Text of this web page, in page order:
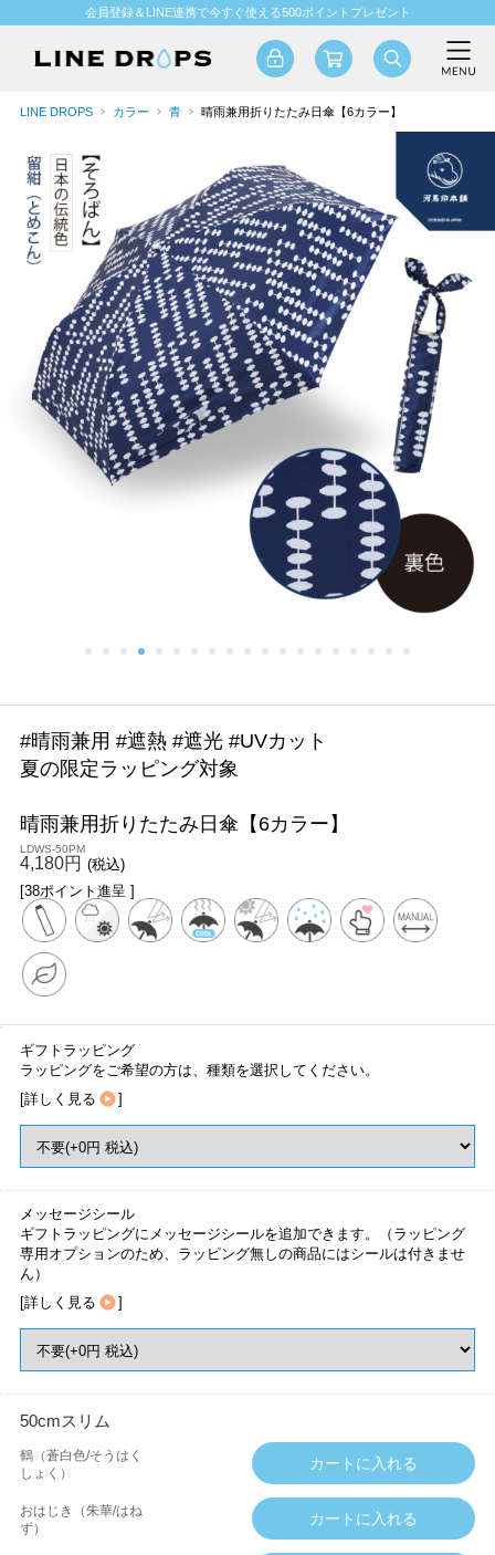
会員登録＆LINE連携で今すぐ使える500ポイントプレゼント
LINE DROPS カラー 青 晴雨兼用折りたたみ日傘【6カラー】
#晴雨兼用 #遮熱 #遮光 #UVカット
夏の限定ラッピング対象
晴雨兼用折りたたみ日傘【6カラー】
LDWS-50PM
4,180円 (税込)
[38ポイント進呈 ]
ギフトラッピング
ラッピングをご希望の方は、種類を選択してください。
[詳しく見る ]
メッセージシール
ギフトラッピングにメッセージシールを追加できます。（ラッピング
専用オプションのため、ラッピング無しの商品にはシールは付きませ
ん）
[詳しく見る ]
50cmスリム
鶴（蒼白色/そうはく
しょく）
おはじき（朱華/はね
ず）